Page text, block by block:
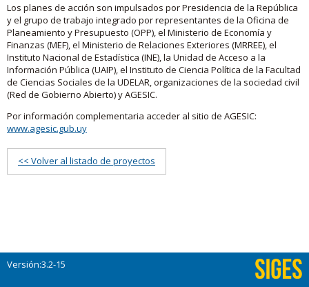
Los planes de acción son impulsados por Presidencia de la República
y el grupo de trabajo integrado por representantes de la Oficina de
Planeamiento y Presupuesto (OPP), el Ministerio de Economía y
Finanzas (MEF), el Ministerio de Relaciones Exteriores (MRREE), el
Instituto Nacional de Estadística (INE), la Unidad de Acceso a la
Información Pública (UAIP), el Instituto de Ciencia Política de la Facultad
de Ciencias Sociales de la UDELAR, organizaciones de la sociedad civil
(Red de Gobierno Abierto) y AGESIC.
Por información complementaria acceder al sitio de AGESIC:
www.agesic.gub.uy
<< Volver al listado de proyectos
Versión:3.2-15